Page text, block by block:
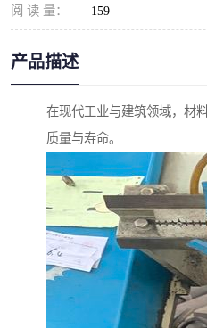
阅 读 量： 159
产品描述
在现代工业与建筑领域，材
质量与寿命。